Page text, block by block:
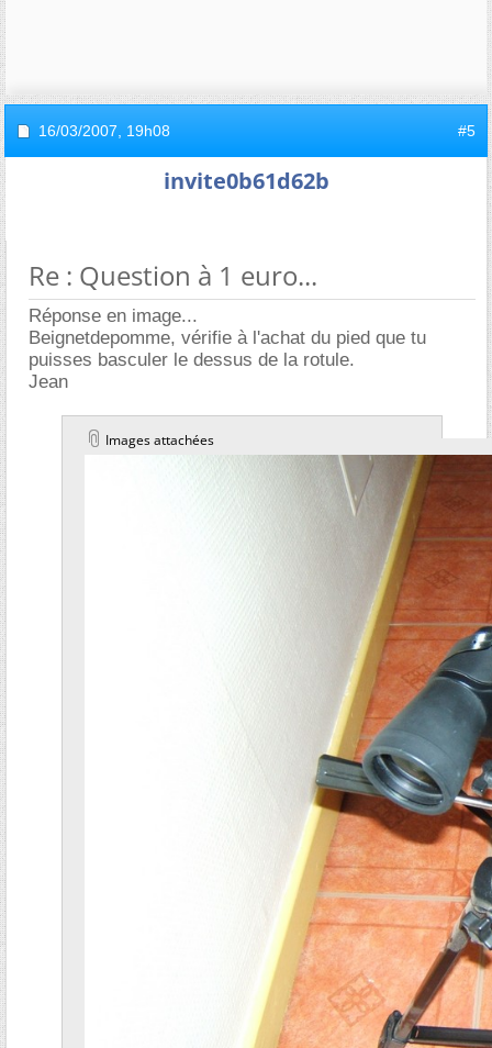
16/03/2007, 19h08 #5
invite0b61d62b
Re : Question à 1 euro...
Réponse en image...
Beignetdepomme, vérifie à l'achat du pied que tu
puisses basculer le dessus de la rotule.
Jean
Images attachées